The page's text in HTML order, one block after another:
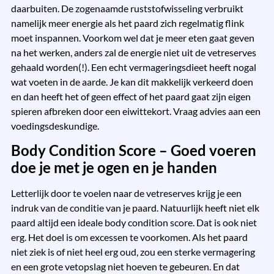
daarbuiten. De zogenaamde ruststofwisseling verbruikt
namelijk meer energie als het paard zich regelmatig flink
moet inspannen. Voorkom wel dat je meer eten gaat geven
na het werken, anders zal de energie niet uit de vetreserves
gehaald worden(!). Een echt vermageringsdieet heeft nogal
wat voeten in de aarde. Je kan dit makkelijk verkeerd doen
en dan heeft het of geen effect of het paard gaat zijn eigen
spieren afbreken door een eiwittekort. Vraag advies aan een
voedingsdeskundige.
Body Condition Score – Goed voeren
doe je met je ogen en je handen
Letterlijk door te voelen naar de vetreserves krijg je een
indruk van de conditie van je paard. Natuurlijk heeft niet elk
paard altijd een ideale body condition score. Dat is ook niet
erg. Het doel is om excessen te voorkomen. Als het paard
niet ziek is of niet heel erg oud, zou een sterke vermagering
en een grote vetopslag niet hoeven te gebeuren. En dat